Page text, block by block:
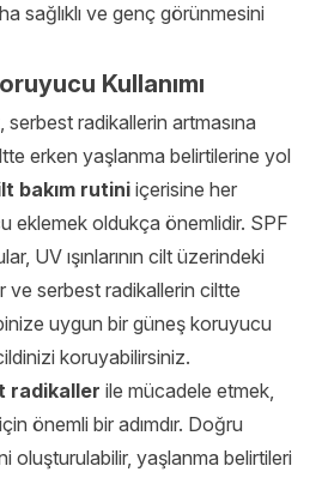
sağlıklı ve genç görünmesini
Kullanımı
radikallerin artmasına
erken yaşlanma belirtilerine yol
bakım rutini içerisine her
eklemek oldukça önemlidir. SPF
UV ışınlarının cilt üzerindeki
ve serbest radikallerin ciltte
uygun bir güneş koruyucu
koruyabilirsiniz.
radikaller ile mücadele etmek,
önemli bir adımdır. Doğru
oluşturulabilir, yaşlanma belirtileri